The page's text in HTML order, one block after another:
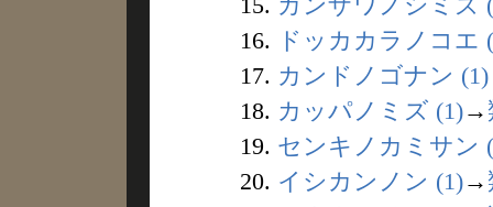
15. ガンザワノシミズ
16.
ドッカカラノコエ
17. カンドノゴナン (1)
18. カッパノミズ (1)→
19. センキノカミサン
20. イシカンノン (1)→